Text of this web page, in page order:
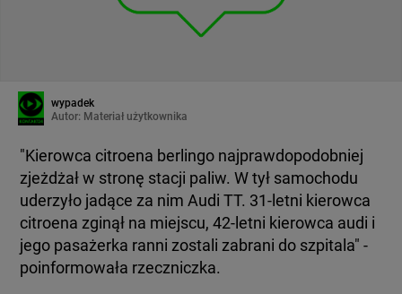
wypadek
Autor: Materiał użytkownika
"Kierowca citroena berlingo najprawdopodobniej
zjeżdżał w stronę stacji paliw. W tył samochodu
uderzyło jadące za nim Audi TT. 31-letni kierowca
citroena zginął na miejscu, 42-letni kierowca audi i
jego pasażerka ranni zostali zabrani do szpitala" -
poinformowała rzeczniczka.